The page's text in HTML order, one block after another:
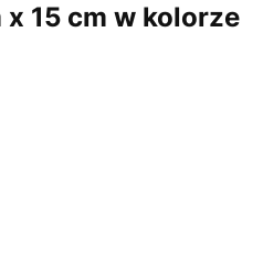
15 cm w kolorze